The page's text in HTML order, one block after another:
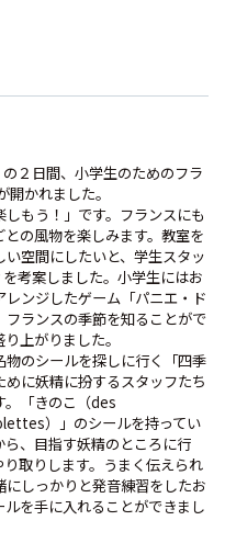
２日間、小学生のためのフラ
かれました。
もう！」です。フランスにも
の風物を楽しみます。教室を
空間にしたいと、学生スタッ
考案しました。小学生にはお
ンジしたゲーム「パニエ・ド
ランスの季節を知ることがで
上がりました。
のシールを探しに行く「四季
に妖精に扮するスタッフたち
。「きのこ（des
）」のシールを持ってい
、目指す妖精のところに行
取りします。うまく伝えられ
しっかりと発音練習をしたお
を手に入れることができまし